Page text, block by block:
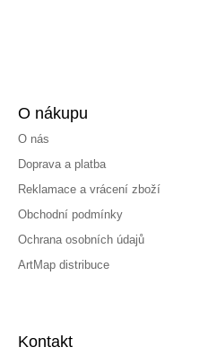
O nákupu
O nás
Doprava a platba
Reklamace a vrácení zboží
Obchodní podmínky
Ochrana osobních údajů
ArtMap distribuce
Kontakt